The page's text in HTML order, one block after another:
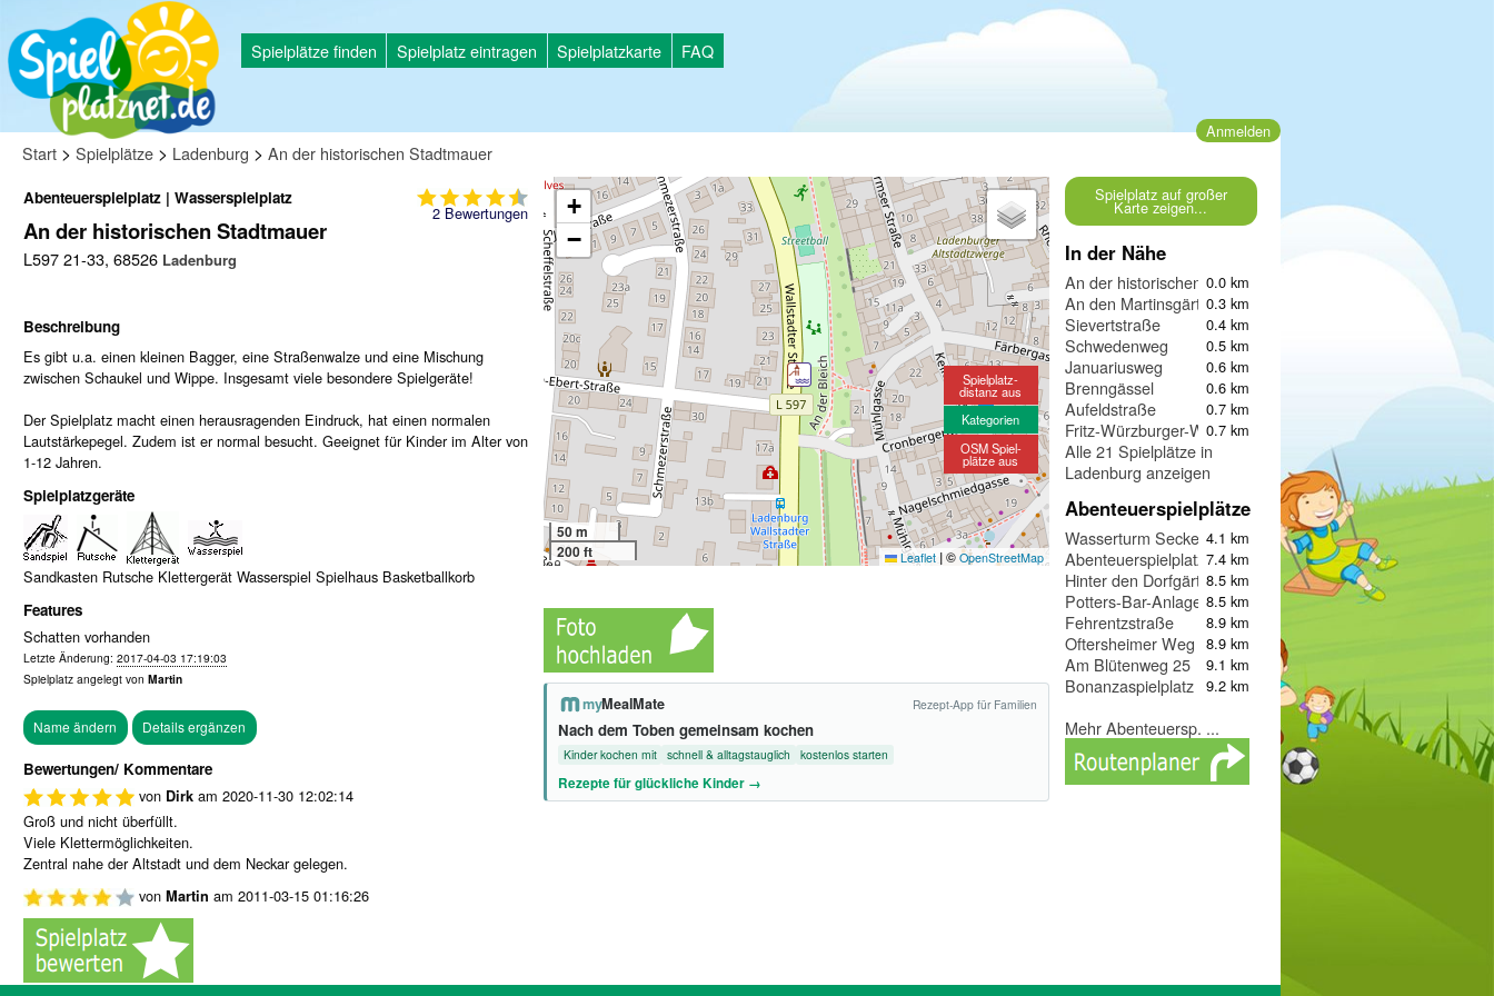
Spielplätze finden Spielplatz eintragen Spielplatzkarte FAQ
Anmelden
Start > Spielplätze > Ladenburg > An der historischen Stadtmauer
2Bewertungen
Abenteuerspielplatz | Wasserspielplatz
An der historischen Stadtmauer
L597 21-33, 68526 Ladenburg
Beschreibung
Es gibt u.a. einen kleinen Bagger, eine Straßenwalze und eine Mischung
zwischen Schaukel und Wippe. Insgesamt viele besondere Spielgeräte!
Der Spielplatz macht einen herausragenden Eindruck, hat einen normalen
Lautstärkepegel. Zudem ist er normal besucht. Geeignet für Kinder im Alter von
1-12 Jahren.
Spielplatzgeräte
Sandkasten Rutsche Klettergerät Wasserspiel Spielhaus Basketballkorb
Features
Schatten vorhanden
Letzte Änderung: 2017-04-03 17:19:03
Spielplatz angelegt von Martin
Bewertungen/ Kommentare
von Dirk am 2020-11-30 12:02:14
Groß und nicht überfüllt.
Viele Klettermöglichkeiten.
Zentral nahe der Altstadt und dem Neckar gelegen.
von Martin am 2011-03-15 01:16:26
+
−
50 m
200 ft
Leaflet |© OpenStreetMap
Spielplatz-
distanz aus
Kategorien
OSM Spiel-
plätze aus
myMealMate Rezept-App für Familien
Nach dem Toben gemeinsam kochen
Kinder kochen mit schnell & alltagstauglich kostenlos starten
Rezepte für glückliche Kinder →
Spielplatz auf großer
Karte zeigen...
In der Nähe
An der historischen Stadtmauer
0.0 km
An den Martinsgärten im Innenhof
0.3 km
Sievertstraße 0.4 km
Schwedenweg 0.5 km
Januariusweg 0.6 km
Brenngässel 0.6 km
Aufeldstraße 0.7 km
Fritz-Würzburger-Weg0.7 km
Alle 21 Spielplätze in
Ladenburg anzeigen
Abenteuerspielplätze
Wasserturm Seckenheim
4.1 km
Abenteuerspielplatz 7.4 km
Hinter den Dorfgärten I8.5 km
Potters-Bar-Anlage 8.5 km
Fehrentzstraße 8.9 km
Oftersheimer Weg 8.9 km
Am Blütenweg 25 9.1 km
Bonanzaspielplatz 9.2 km
Mehr Abenteuersp. ...